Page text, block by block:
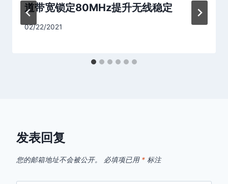
道带宽锁定80MHz提升无线稳定
02/22/2021
发表回复
您的邮箱地址不会被公开。 必填项已用 * 标注